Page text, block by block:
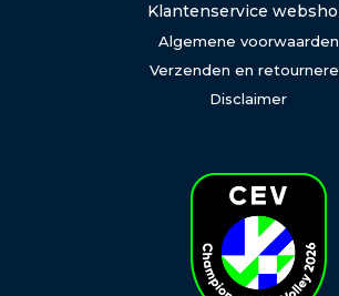
Klantenservice
Algemene voorwaarden
Verzenden en
Disclaimer